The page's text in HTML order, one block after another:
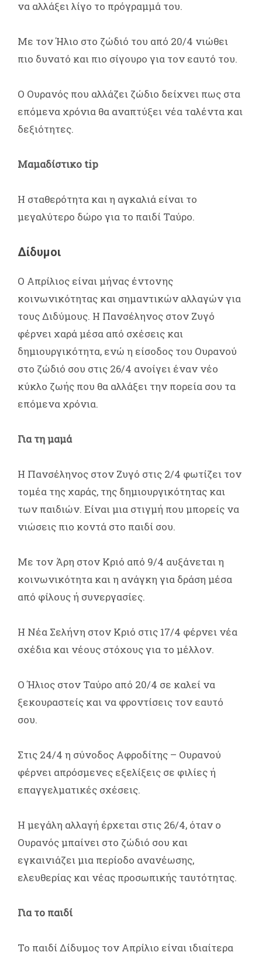
να αλλάξει λίγο το πρόγραμμά του.
Με τον Ήλιο στο ζώδιό του από 20/4 νιώθει
πιο δυνατό και πιο σίγουρο για τον εαυτό του.
Ο Ουρανός που αλλάζει ζώδιο δείχνει πως στα
επόμενα χρόνια θα αναπτύξει νέα ταλέντα και
δεξιότητες.
Μαμαδίστικο tip
Η σταθερότητα και η αγκαλιά είναι το
μεγαλύτερο δώρο για το παιδί Ταύρο.
Δίδυμοι
Ο Απρίλιος είναι μήνας έντονης
κοινωνικότητας και σημαντικών αλλαγών για
τους Διδύμους. Η Πανσέληνος στον Ζυγό
φέρνει χαρά μέσα από σχέσεις και
δημιουργικότητα, ενώ η είσοδος του Ουρανού
στο ζώδιό σου στις 26/4 ανοίγει έναν νέο
κύκλο ζωής που θα αλλάξει την πορεία σου τα
επόμενα χρόνια.
Για τη μαμά
Η Πανσέληνος στον Ζυγό στις 2/4 φωτίζει τον
τομέα της χαράς, της δημιουργικότητας και
των παιδιών. Είναι μια στιγμή που μπορείς να
νιώσεις πιο κοντά στο παιδί σου.
Με τον Άρη στον Κριό από 9/4 αυξάνεται η
κοινωνικότητα και η ανάγκη για δράση μέσα
από φίλους ή συνεργασίες.
Η Νέα Σελήνη στον Κριό στις 17/4 φέρνει νέα
σχέδια και νέους στόχους για το μέλλον.
Ο Ήλιος στον Ταύρο από 20/4 σε καλεί να
ξεκουραστείς και να φροντίσεις τον εαυτό
σου.
Στις 24/4 η σύνοδος Αφροδίτης – Ουρανού
φέρνει απρόσμενες εξελίξεις σε φιλίες ή
επαγγελματικές σχέσεις.
Η μεγάλη αλλαγή έρχεται στις 26/4, όταν ο
Ουρανός μπαίνει στο ζώδιό σου και
εγκαινιάζει μια περίοδο ανανέωσης,
ελευθερίας και νέας προσωπικής ταυτότητας.
Για το παιδί
Το παιδί Δίδυμος τον Απρίλιο είναι ιδιαίτερα